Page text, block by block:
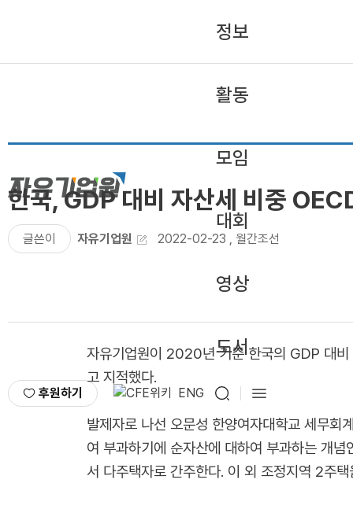
정보
활동
모임
대회
영상
도서
후원하기 ENG
한국, GDP 대비 자산세 비중
글쓴이 자유기업원 2022-02-23 , 월간조선
자유기업원이 2020년 기준 한국의 GDP 대
고 지적했다.
발제자로 나선 오문성 한양여자대학교 세무회
여 부과하기에 순자산에 대하여 부과하는 개
서 다주택자로 간주한다. 이 외 조정지역 2주